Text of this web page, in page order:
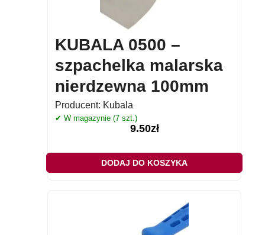
KUBALA 0500 –
szpachelka malarska
nierdzewna 100mm
Producent: Kubala
✔ W magazynie (7 szt.)
9.50zł
DODAJ DO KOSZYKA